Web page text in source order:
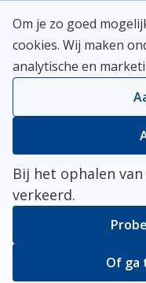
naar
inhoud
Meerlanden Logo
Kies je gemeente
Er ging
Bij het ophalen
verkeerd.
Of ga
Om je zo goed
cookies. Wij maken
analytische en